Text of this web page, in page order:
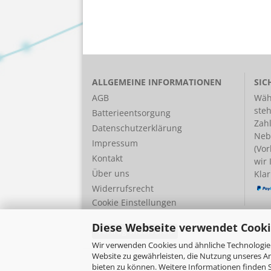
Diese Webseite verwendet
Wir verwenden Cookies und ähnliche
Website zu gewährleisten, die Nutzung unseres
bieten zu können. Weitere Informationen finden
ALLGEMEINE INFORMATIONEN
AGB
Batterieentsorgung
Datenschutzerklärung
Impressum
Kontakt
Über uns
Widerrufsrecht
Cookie Einstellungen
wir
Vertrag widerrufen